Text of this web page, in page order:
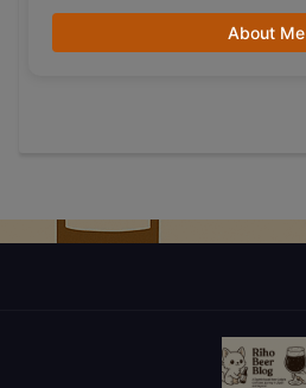
About Me